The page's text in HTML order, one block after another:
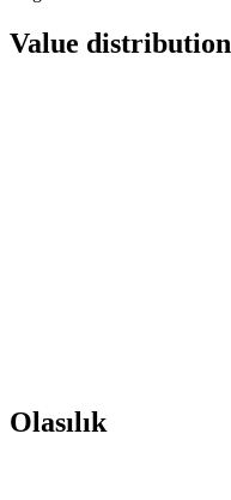
Value distribution
Olasılık